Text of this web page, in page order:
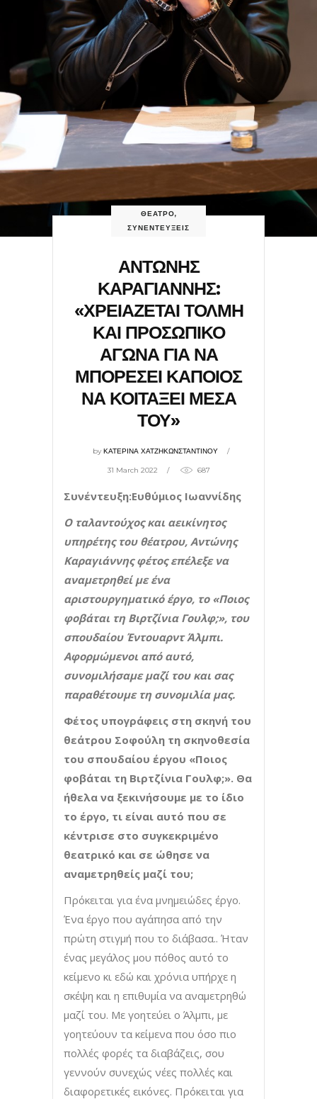
ΘΕΑΤΡΟ,
ΣΥΝΕΝΤΕΥΞΕΙΣ
ΑΝΤΩΝΗΣ
ΚΑΡΑΓΙΑΝΝΗΣ:
«ΧΡΕΙΑΖΕΤΑΙ ΤΟΛΜΗ
ΚΑΙ ΠΡΟΣΩΠΙΚΟ
ΑΓΩΝΑ ΓΙΑ ΝΑ
ΜΠΟΡΕΣΕΙ ΚΑΠΟΙΟΣ
ΝΑ ΚΟΙΤΑΞΕΙ ΜΕΣΑ
ΤΟΥ»
byΚΑΤΕΡΙΝΑ ΧΑΤΖΗΚΩΝΣΤΑΝΤΙΝΟΥ
31 March 2022 687
Συνέντευξη:Ευθύμιος Ιωαννίδης
Ο ταλαντούχος και αεικίνητος
υπηρέτης του θέατρου, Αντώνης
Καραγιάννης φέτος επέλεξε να
αναμετρηθεί με ένα
αριστουργηματικό έργο, το «Ποιος
φοβάται τη Βιρτζίνια Γουλφ;», του
σπουδαίου Έντουαρντ Άλμπι.
Αφορμώμενοι από αυτό,
συνομιλήσαμε μαζί του και σας
παραθέτουμε τη συνομιλία μας.
Φέτος υπογράφεις στη σκηνή του
θεάτρου Σοφούλη τη σκηνοθεσία
του σπουδαίου έργου «Ποιος
φοβάται τη Βιρτζίνια Γουλφ;». Θα
ήθελα να ξεκινήσουμε με το ίδιο
το έργο, τι είναι αυτό που σε
κέντρισε στο συγκεκριμένο
θεατρικό και σε ώθησε να
αναμετρηθείς μαζί του;
Πρόκειται για ένα μνημειώδες έργο.
Ένα έργο που αγάπησα από την
πρώτη στιγμή που το διάβασα.. Ήταν
ένας μεγάλος μου πόθος αυτό το
κείμενο κι εδώ και χρόνια υπήρχε η
σκέψη και η επιθυμία να αναμετρηθώ
μαζί του. Με γοητεύει ο Άλμπι, με
γοητεύουν τα κείμενα που όσο πιο
πολλές φορές τα διαβάζεις, σου
γεννούν συνεχώς νέες πολλές και
διαφορετικές εικόνες. Πρόκειται για